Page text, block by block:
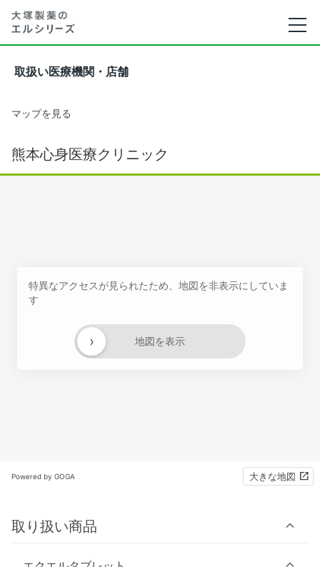
取扱い医療機関・店舗
マップを見る
熊本心身医療クリニック
特異なアクセスが見られたため、地図を非表示にしていま
す
地図を表示
›
Powered by GOGA 大きな地図
取り扱い商品